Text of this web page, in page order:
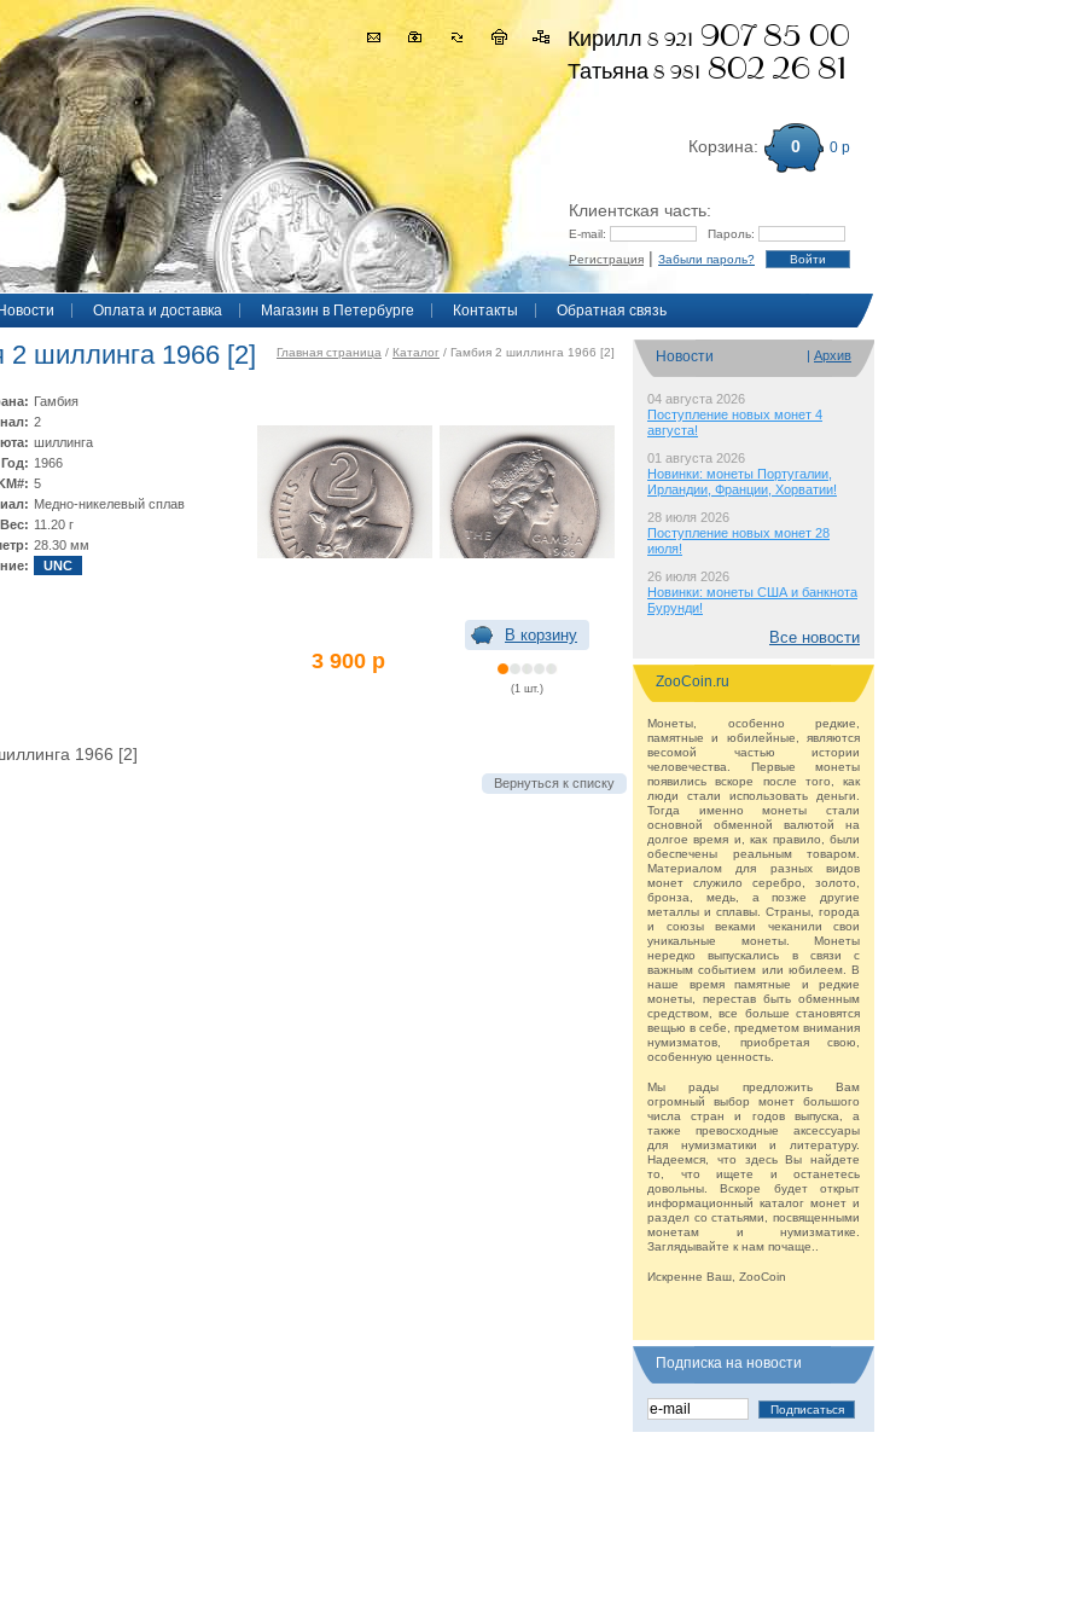
Кирилл 8 921 907 85 00
Татьяна 8 981 802 26 81
Корзина: 0 0 р
Клиентская часть:
E-mail:
Пароль:
Регистрация | Забыли пароль?
Новости Оплата и доставка Магазин в Петербурге Контакты Обратная связь
Новости | Архив
04 августа 2026
Поступление новых монет 4
августа!
01 августа 2026
Новинки: монеты Португалии,
Ирландии, Франции, Хорватии!
28 июля 2026
Поступление новых монет 28
июля!
26 июля 2026
Новинки: монеты США и банкнота
Бурунди!
Все новости
ZooCoin.ru
Монеты, особенно редкие,
памятные и юбилейные, являются
весомой частью истории
человечества. Первые монеты
появились вскоре после того, как
люди стали использовать деньги.
Тогда именно монеты стали
основной обменной валютой на
долгое время и, как правило, были
обеспечены реальным товаром.
Материалом для разных видов
монет служило серебро, золото,
бронза, медь, а позже другие
металлы и сплавы. Страны, города
и союзы веками чеканили свои
уникальные монеты. Монеты
нередко выпускались в связи с
важным событием или юбилеем. В
наше время памятные и редкие
монеты, перестав быть обменным
средством, все больше становятся
вещью в себе, предметом внимания
нумизматов, приобретая свою,
особенную ценность.
Мы рады предложить Вам
огромный выбор монет большого
числа стран и годов выпуска, а
также превосходные аксессуары
для нумизматики и литературу.
Надеемся, что здесь Вы найдете
то, что ищете и останетесь
довольны. Вскоре будет открыт
информационный каталог монет и
раздел со статьями, посвященными
монетам и нумизматике.
Заглядывайте к нам почаще..
Искренне Ваш, ZooCoin
Подписка на новости
Главная страница / Каталог / Гамбия 2 шиллинга 1966 [2]
2 шиллинга 1966 [2]
Гамбия
2
шиллинга
Год: 1966
5
Медно-никелевый сплав
Вес: 11.20 г
28.30 мм
UNC
3 900 р
В корзину
(1 шт.)
1966 [2]
Вернуться к списку